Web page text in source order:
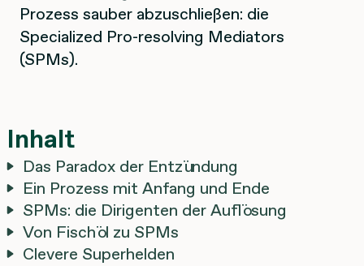
Prozess sauber abzuschließen: die
Specialized Pro-resolving Mediators
(SPMs).
Inhalt
Das Paradox der Entzündung
Ein Prozess mit Anfang und Ende
SPMs: die Dirigenten der Auflösung
Von Fischöl zu SPMs
Clevere Superhelden